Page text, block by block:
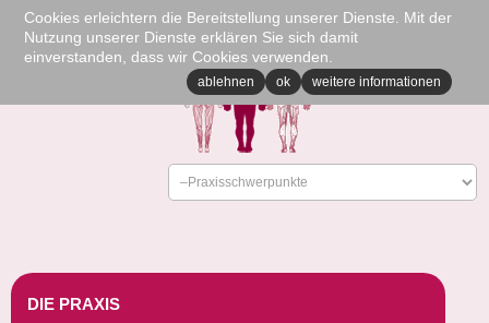
DIE PRAXIS
Cookies erleichtern die Bereitstellung unserer Dienste. Mit der
Nutzung unserer Dienste erklären Sie sich damit
einverstanden, dass wir Cookies verwenden.
weitere informationen
ok
ablehnen